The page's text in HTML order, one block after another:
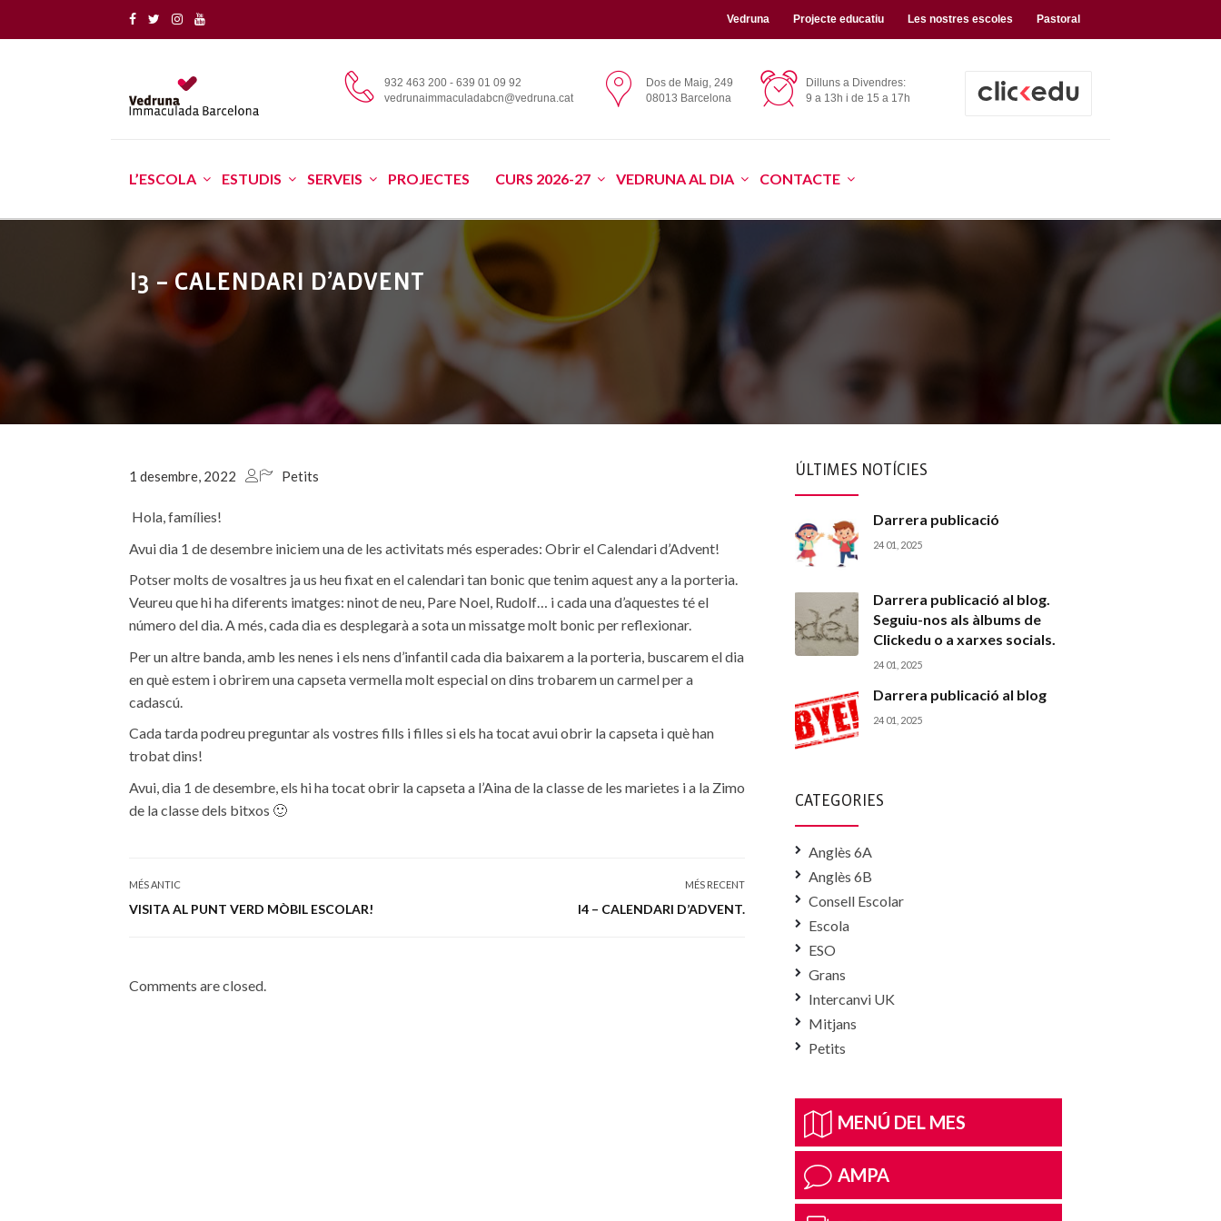
Vedruna Projecte educatiu Les nostres escoles Pastoral
Dilluns a Divendres:
9 a 13h i de 15 a 17h
Dos de Maig, 249
08013 Barcelona
932 463 200 - 639 01 09 92
vedrunaimmaculadabcn@vedruna.cat
L’ESCOLA ESTUDIS SERVEIS PROJECTES CURS 2026-27 VEDRUNA AL DIA CONTACTE
I3 – CALENDARI D’ADVENT
1 desembre, 2022 Petits
Hola, famílies!
Avui dia 1 de desembre iniciem una de les activitats més esperades: Obrir el Calendari d’Advent!
Potser molts de vosaltres ja us heu fixat en el calendari tan bonic que tenim aquest any a la porteria.
Veureu que hi ha diferents imatges: ninot de neu, Pare Noel, Rudolf… i cada una d’aquestes té el
número del dia. A més, cada dia es desplegarà a sota un missatge molt bonic per reflexionar.
Per un altre banda, amb les nenes i els nens d’infantil cada dia baixarem a la porteria, buscarem el dia
en què estem i obrirem una capseta vermella molt especial on dins trobarem un carmel per a
cadascú.
Cada tarda podreu preguntar als vostres fills i filles si els ha tocat avui obrir la capseta i què han
trobat dins!
Avui, dia 1 de desembre, els hi ha tocat obrir la capseta a l’Aina de la classe de les marietes i a la Zimo
de la classe dels bitxos 🙂
MÉS ANTIC
VISITA AL PUNT VERD MÒBIL ESCOLAR!
MÉS RECENT
I4 – CALENDARI D’ADVENT.
Comments are closed.
ÚLTIMES NOTÍCIES
Darrera publicació
24 01, 2025
Darrera publicació al blog.
Seguiu-nos als àlbums de
Clickedu o a xarxes socials.
24 01, 2025
Darrera publicació al blog
24 01, 2025
CATEGORIES
Anglès 6A
Anglès 6B
Consell Escolar
Escola
ESO
Grans
Intercanvi UK
Mitjans
Petits
MENÚ DEL MES
AMPA